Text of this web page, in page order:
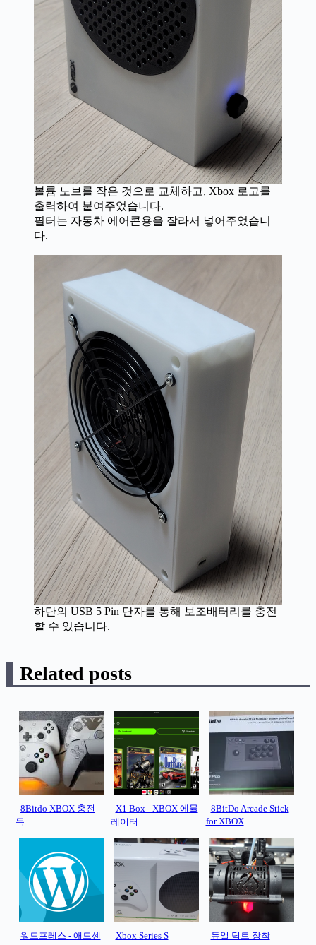
볼륨 노브를 작은 것으로 교체하고, Xbox 로고를
출력하여 붙여주었습니다.
필터는 자동차 에어콘용을 잘라서 넣어주었습니
다.
하단의 USB 5 Pin 단자를 통해 보조배터리를 충전
할 수 있습니다.
Related posts
8Bitdo XBOX 충전
독
X1 Box - XBOX 에뮬
레이터
8BitDo Arcade Stick
for XBOX
워드프레스 - 애드센
Xbox Series S 듀얼 덕트 장착